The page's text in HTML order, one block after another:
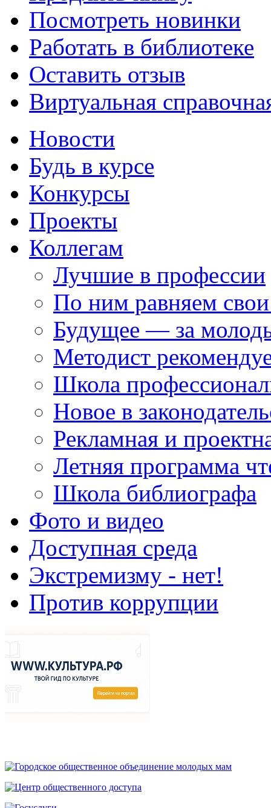
Посмотреть новинки
Работать в библиотеке
Оставить отзыв
Виртуальная
Новости
Будь в курсе
Конкурсы
Проекты
Коллегам
Лучшие в профессии
По ним равняем
Будущее — за
Методист
Школа
Новое в
Рекламная и
Летняя программа
Школа библиографа
Фото и видео
Доступная среда
Экстремизму - нет!
Против коррупции